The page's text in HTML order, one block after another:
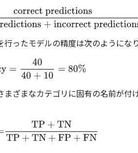
correct predictions + incorrect
ったモデルの精度は次のようにな
40 + 10 80%
まざまなカテゴリに固有の名前が付
TP+TN +FP+